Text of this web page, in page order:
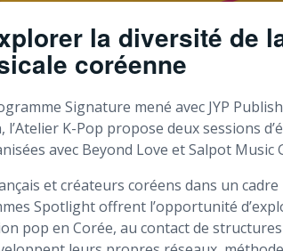
la diversité de
coréenne
Signature mené avec JYP
K-Pop propose deux sessions
avec Beyond Love et Salpot Music
et créateurs coréens dans un cadre
Spotlight offrent l’opportunité
pop en Corée, au contact de structures